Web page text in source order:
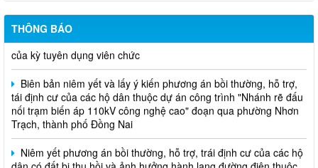
THÔNG BÁO
của kỳ tuyên dụng viên chức
Biên bản niêm yết và lấy ý kiến phương án bồi thường, hỗ trợ,
tái định cư của các hộ dân thuộc dự án công trình "Nhánh rẽ đấu
nối trạm biến áp 110kV công nghệ cao" đoạn qua phường Nhơn
Trạch, thành phố Đồng Nai
Niêm yết phương án bồi thường, hỗ trợ, trái định cư của các hộ
dân có đất bị thu hồi và ảnh hưởng hành lang đường điện thuộc
dự án Đường dây 220kV nhà máy điện Nhơn Trạch 3- Trạm biến
áp kV Long Thành